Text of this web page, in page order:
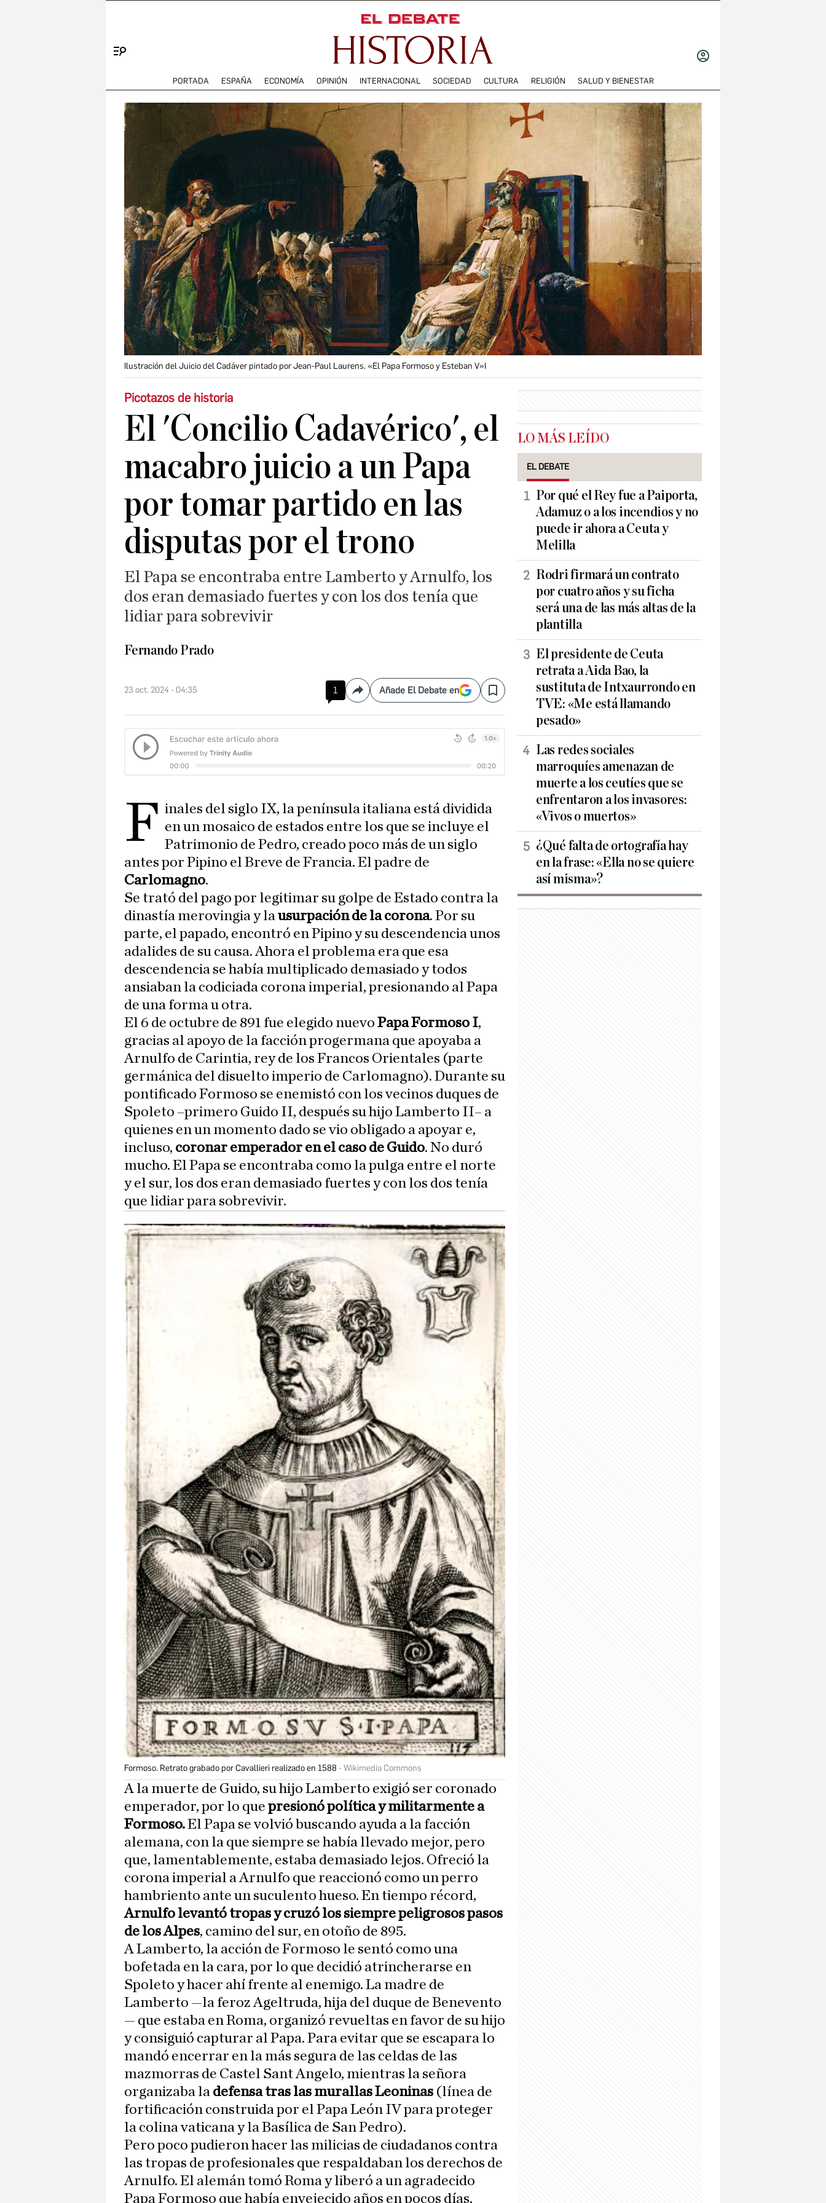
PORTADA ESPAÑA ECONOMÍA OPINIÓN INTERNACIONAL SOCIEDAD CULTURA RELIGIÓN SALUD Y BIENESTAR
Ilustración del Juicio del Cadáver pintado por Jean-Paul Laurens. «El Papa Formoso y Esteban V»I
Picotazos de historia
El 'Concilio Cadavérico', el
macabro juicio a un Papa
por tomar partido en las
disputas por el trono
El Papa se encontraba entre Lamberto y Arnulfo, los
dos eran demasiado fuertes y con los dos tenía que
lidiar para sobrevivir
Fernando Prado
23 oct. 2024 - 04:35 1 CompartirAñade El Debate en Save
F inales del siglo IX, la península italiana está dividida
en un mosaico de estados entre los que se incluye el
Patrimonio de Pedro, creado poco más de un siglo
antes por Pipino el Breve de Francia. El padre de
Carlomagno.
Se trató del pago por legitimar su golpe de Estado contra la
dinastía merovingia y lausurpación de la corona. Por su
parte, el papado, encontró en Pipino y su descendencia unos
adalides de su causa. Ahora el problema era que esa
descendencia se había multiplicado demasiado y todos
ansiaban la codiciada corona imperial, presionando al Papa
de una forma u otra.
El 6 de octubre de 891 fue elegido nuevo Papa Formoso I,
gracias al apoyo de la facción progermana que apoyaba a
Arnulfo de Carintia, rey de los Francos Orientales (parte
germánica del disuelto imperio de Carlomagno). Durante su
pontificado Formoso se enemistó con los vecinos duques de
Spoleto –primero Guido II, después su hijo Lamberto II– a
quienes en un momento dado se vio obligado a apoyar e,
incluso, coronar emperador en el caso de Guido. No duró
mucho. El Papa se encontraba como la pulga entre el norte
y el sur, los dos eran demasiado fuertes y con los dos tenía
que lidiar para sobrevivir.
Formoso. Retrato grabado por Cavallieri realizado en 1588 Wikimedia Commons
A la muerte de Guido, su hijo Lamberto exigió ser coronado
emperador, por lo que presionó política y militarmente a
Formoso.El Papa se volvió buscando ayuda a la facción
alemana, con la que siempre se había llevado mejor, pero
que, lamentablemente, estaba demasiado lejos. Ofreció la
corona imperial a Arnulfo que reaccionó como un perro
hambriento ante un suculento hueso. En tiempo récord,
Arnulfo levantó tropas y cruzó los siempre peligrosos pasos
de los Alpes, camino del sur, en otoño de 895.
A Lamberto, la acción de Formoso le sentó como una
bofetada en la cara, por lo que decidió atrincherarse en
Spoleto y hacer ahí frente al enemigo. La madre de
Lamberto —la feroz Ageltruda, hija del duque de Benevento
— que estaba en Roma, organizó revueltas en favor de su hijo
y consiguió capturar al Papa. Para evitar que se escapara lo
mandó encerrar en la más segura de las celdas de las
mazmorras de Castel Sant Angelo, mientras la señora
organizaba la defensa tras las murallas Leoninas (línea de
fortificación construida por el Papa León IV para proteger
la colina vaticana y la Basílica de San Pedro).
Pero poco pudieron hacer las milicias de ciudadanos contra
las tropas de profesionales que respaldaban los derechos de
Arnulfo. El alemán tomó Roma y liberó a un agradecido
Papa Formoso que había envejecido años en pocos días.
LO MÁS LEÍDO
EL DEBATE
Por qué el Rey fue a Paiporta,
Adamuz o a los incendios y no
puede ir ahora a Ceuta y
Melilla
Rodri firmará un contrato
por cuatro años y su ficha
será una de las más altas de la
plantilla
El presidente de Ceuta
retrata a Aida Bao, la
sustituta de Intxaurrondo en
TVE: «Me está llamando
pesado»
Las redes sociales
marroquíes amenazan de
muerte a los ceutíes que se
enfrentaron a los invasores:
«Vivos o muertos»
¿Qué falta de ortografía hay
en la frase: «Ella no se quiere
así misma»?